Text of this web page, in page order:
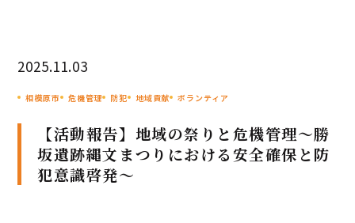
2025.11.03
相模原市 危機管理 防犯 地域貢献 ボランティア
【活動報告】地域の祭りと危機管理〜勝
坂遺跡縄文まつりにおける安全確保と防
犯意識啓発〜